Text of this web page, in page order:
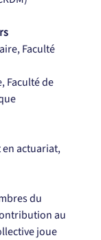
Faculté
Faculté de
actuariat,
du
au
joue